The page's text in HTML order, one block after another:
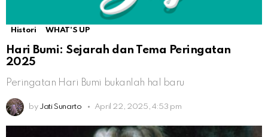
Histori WHAT'S UP
Hari Bumi: Sejarah dan Tema Peringatan
2025
Peringatan Hari Bumi bukanlah hal baru
by Jati Sunarto April 22, 2025, 4:53 pm